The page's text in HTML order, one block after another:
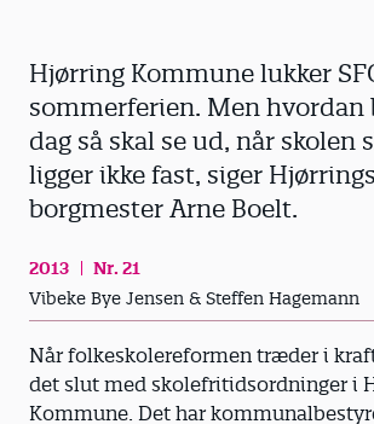
Hjørring Kommune lukker
sommerferien. Men hvordan
dag så skal se ud, når skolen
ligger ikke fast, siger Hjørrings
borgmester Arne Boelt.
2013
Nr. 21
Vibeke Bye Jensen & Steffen Hagemann
Når folkeskolereformen træder i
det slut med skolefritidsordninger i
Kommune. Det har